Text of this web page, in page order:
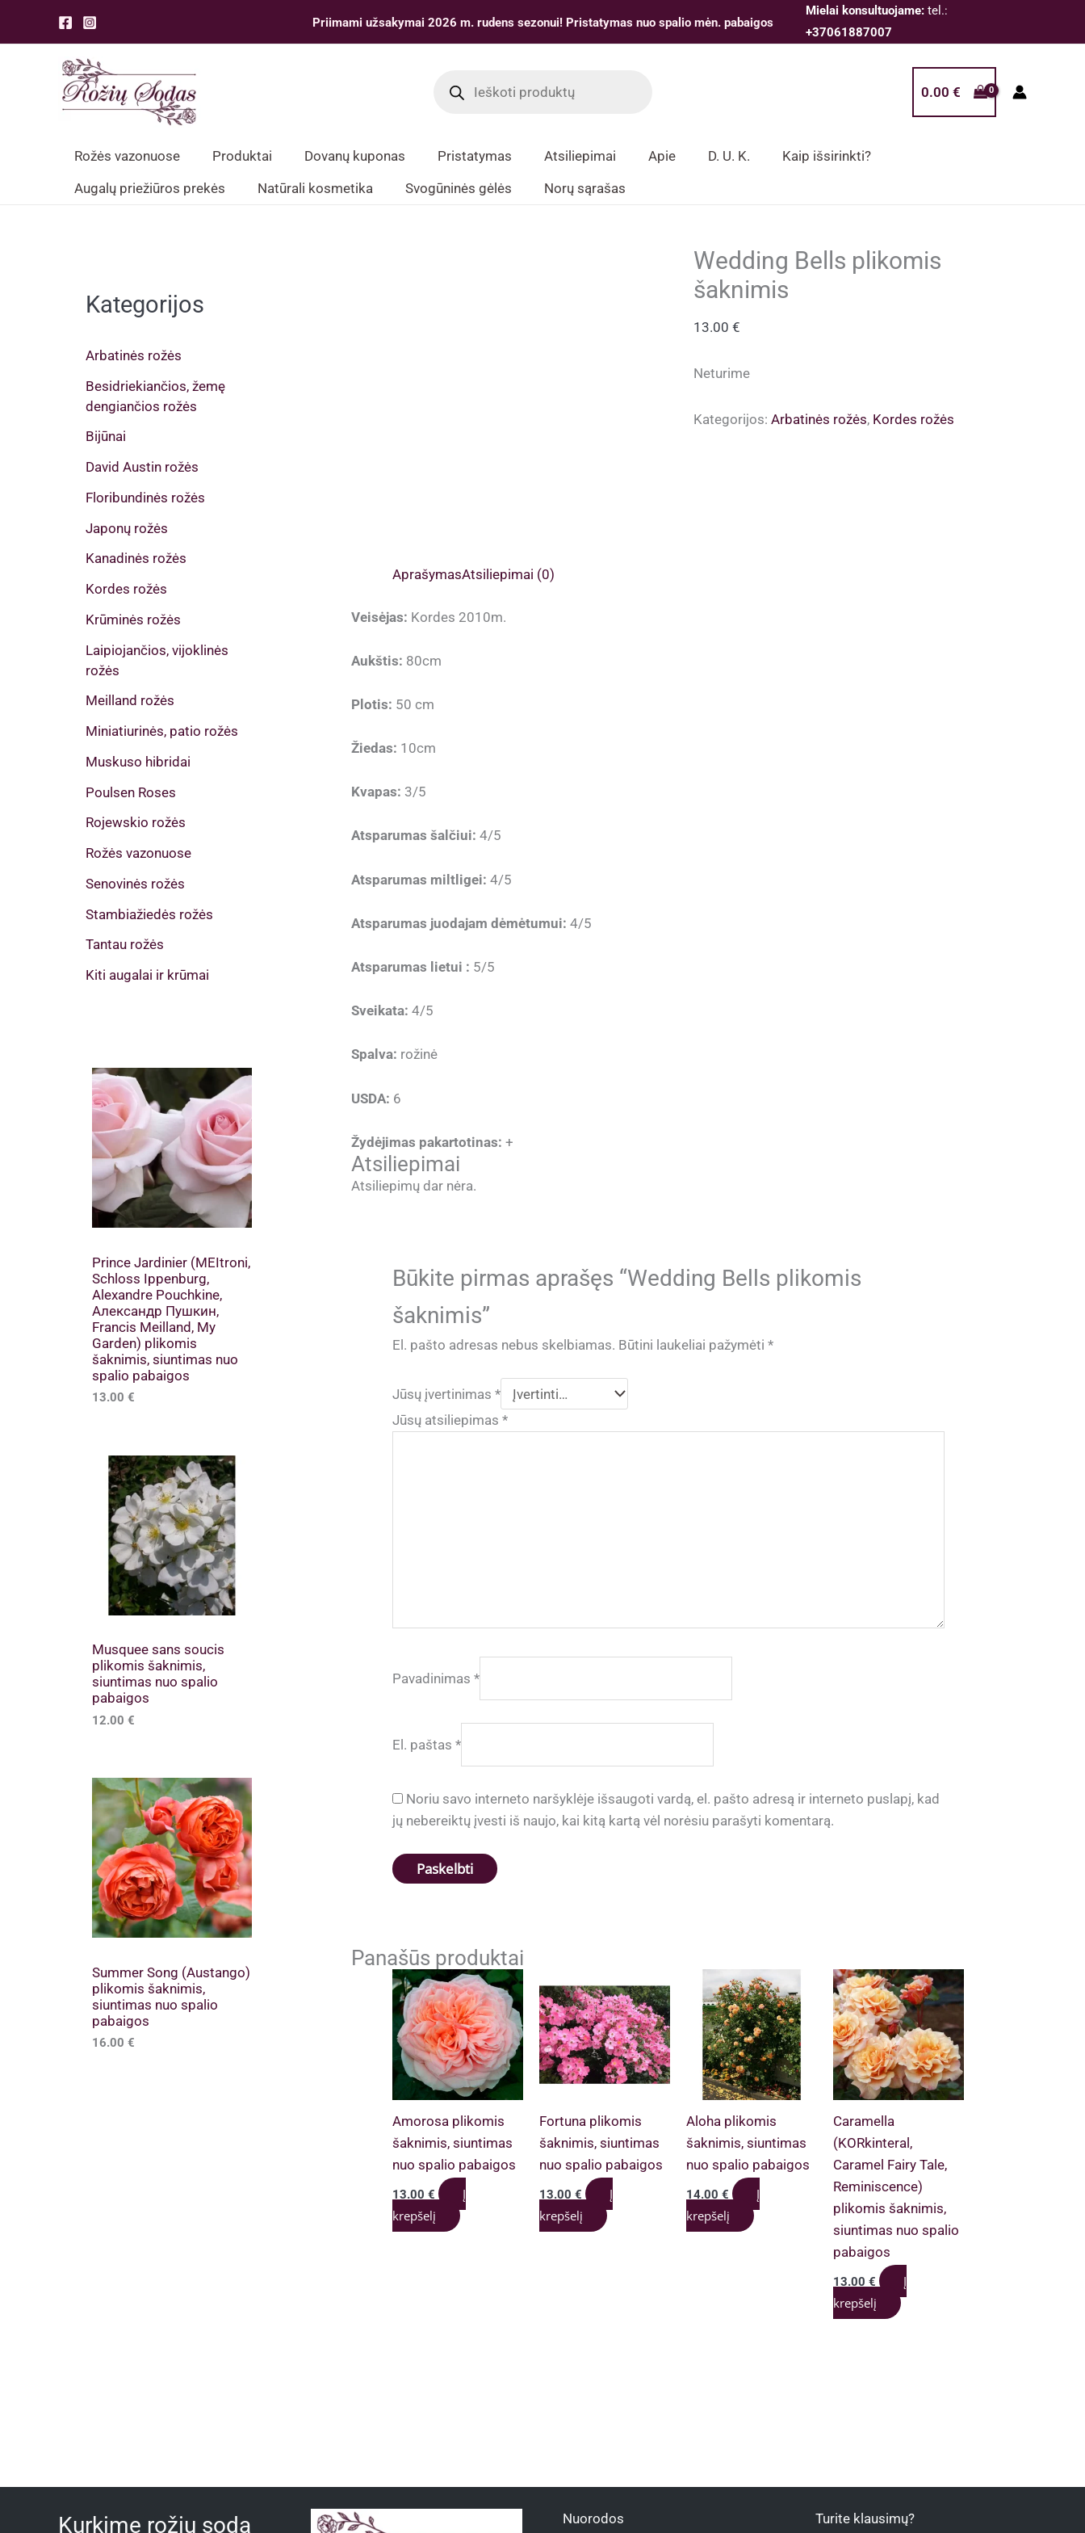
Priimami užsakymai 2026 m. rudens sezonui! Pristatymas nuo spalio mėn. pabaigos
Mielai konsultuojame: tel.:
+37061887007
search
0.00 €
Rožės vazonuose Produktai Dovanų kuponas Pristatymas Atsiliepimai Apie D. U. K.
Kaip išsirinkti?
Augalų priežiūros prekės
Natūrali kosmetika Svogūninės gėlės Norų sąrašas
Kategorijos
Arbatinės rožės
Besidriekiančios, žemę
dengiančios rožės
Bijūnai
David Austin rožės
Floribundinės rožės
Japonų rožės
Kanadinės rožės
Kordes rožės
Krūminės rožės
Laipiojančios, vijoklinės
rožės
Meilland rožės
Miniatiurinės, patio rožės
Muskuso hibridai
Poulsen Roses
Rojewskio rožės
Rožės vazonuose
Senovinės rožės
Stambiažiedės rožės
Tantau rožės
Kiti augalai ir krūmai
Prince Jardinier (MEItroni,
Schloss Ippenburg,
Alexandre Pouchkine,
Александр Пушкин,
Francis Meilland, My
Garden) plikomis
šaknimis, siuntimas nuo
spalio pabaigos
13.00 €
Musquee sans soucis
plikomis šaknimis,
siuntimas nuo spalio
pabaigos
12.00 €
Summer Song (Austango)
plikomis šaknimis,
siuntimas nuo spalio
pabaigos
16.00 €
Wedding Bells plikomis
šaknimis
13.00€
Neturime
Kategorijos:Arbatinės rožės, Kordes rožės
AprašymasAtsiliepimai (0)
Veisėjas: Kordes 2010m.
Aukštis: 80cm
Plotis: 50 cm
Žiedas: 10cm
Kvapas: 3/5
Atsparumas šalčiui: 4/5
Atsparumas miltligei: 4/5
Atsparumas juodajam dėmėtumui: 4/5
Atsparumas lietui : 5/5
Sveikata: 4/5
Spalva: rožinė
USDA: 6
Žydėjimas pakartotinas: +
Atsiliepimai
Atsiliepimų dar nėra.
Būkite pirmas aprašęs “Wedding Bells plikomis
šaknimis”
El. pašto adresas nebus skelbiamas. Būtini laukeliai pažymėti *
Jūsų įvertinimas *
Jūsų atsiliepimas *
Pavadinimas *
El. paštas *
Noriu savo interneto naršyklėje išsaugoti vardą, el. pašto adresą ir interneto puslapį, kad
jų nebereiktų įvesti iš naujo, kai kitą kartą vėl norėsiu parašyti komentarą.
Panašūs produktai
Amorosa plikomis
šaknimis, siuntimas
nuo spalio pabaigos
13.00 €
Į
krepšelį
Fortuna plikomis
šaknimis, siuntimas
nuo spalio pabaigos
13.00€
Į
krepšelį
Aloha plikomis
šaknimis, siuntimas
nuo spalio pabaigos
14.00€
Į
krepšelį
Caramella
(KORkinteral,
Caramel Fairy Tale,
Reminiscence)
plikomis šaknimis,
siuntimas nuo spalio
pabaigos
13.00€
Į
krepšelį
Kurkime rožių sodą Nuorodos Turite klausimų?